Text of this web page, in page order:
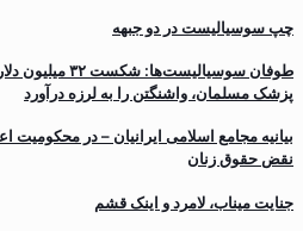
چپ سوسیالیست در دو جبهه
طوفان
پزشک مسلمان، واشنگتن را به لرزه درآورد
بیانیه مجامع اسلامی ایرانیان – در
نقض حقوق زنان
جنایت میناب، لامرد و اینک قشم